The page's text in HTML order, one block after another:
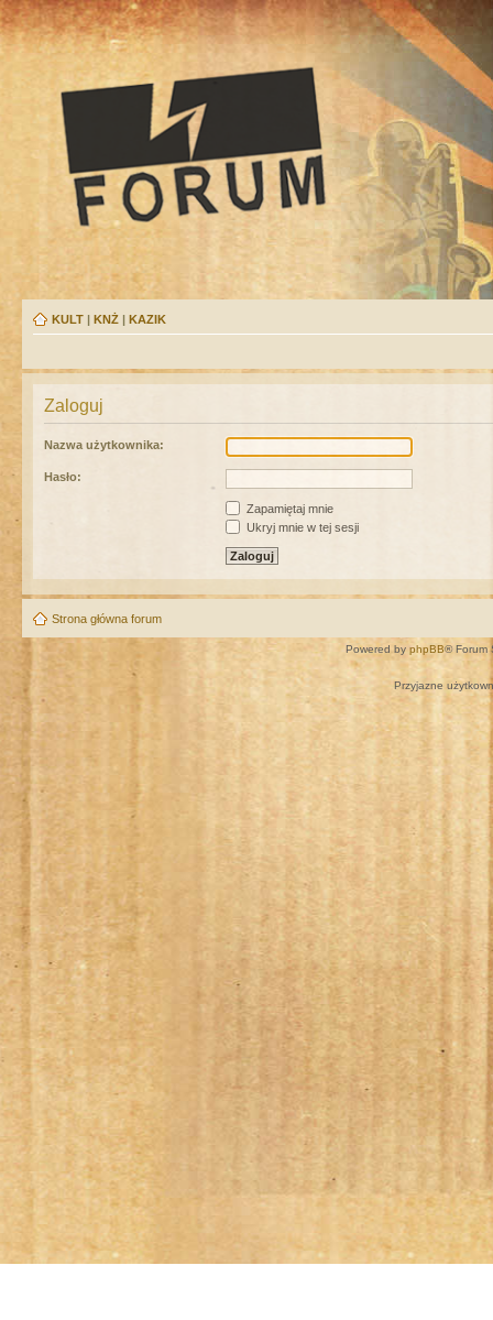
KULT | KNŻ | KAZIK
Zaloguj
Nazwa użytkownika:
Hasło:
Zapamiętaj mnie
Ukryj mnie w tej sesji
Strona główna forum
Powered by phpBB® Forum
Przyjazne